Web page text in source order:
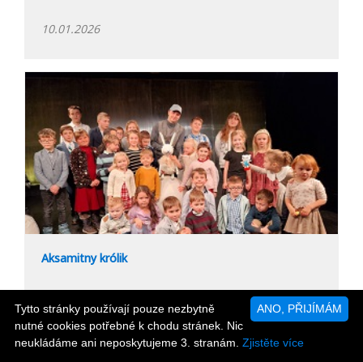
10.01.2026
Aksamitny królik
ANO, PŘIJÍMÁM
Tytto stránky používají pouze nezbytně
nutné cookies potřebné k chodu stránek. Nic
neukládáme ani neposkytujeme 3. stranám. Zjistěte více